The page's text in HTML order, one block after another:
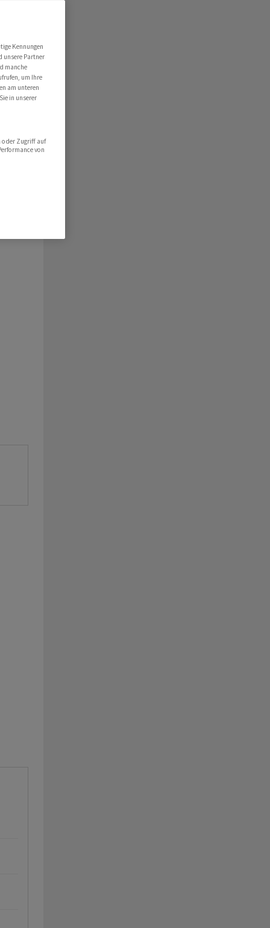
Kennungen
unsere Partner
manche
um Ihre
am unteren
in unserer
oder Zugriff auf
von